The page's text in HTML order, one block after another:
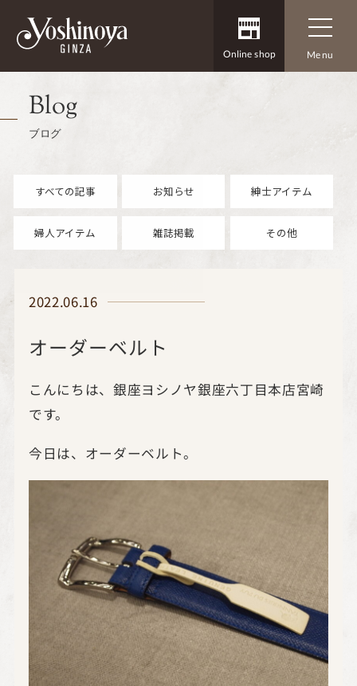
Online shop Menu
Blog
ブログ
すべての記事 お知らせ 紳士アイテム
婦人アイテム 雑誌掲載 その他
2022.06.16
オーダーベルト
こんにちは、銀座ヨシノヤ銀座六丁目本店宮崎
です。
今日は、オーダーベルト。